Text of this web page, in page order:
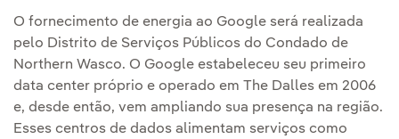
O fornecimento de energia ao Google será realizada
pelo Distrito de Serviços Públicos do Condado de
Northern Wasco. O Google estabeleceu seu primeiro
data center próprio e operado em The Dalles em 2006
e, desde então, vem ampliando sua presença na região.
Esses centros de dados alimentam serviços como